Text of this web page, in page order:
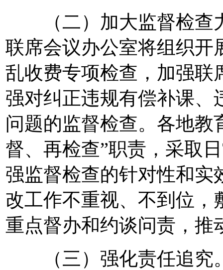
（二）加大监督检查
联席会议办公室将组织开
乱收费专项检查，加强联
强对纠正违规有偿补课、
问题的监督检查。各地教
督、再检查”职责，采取
强监督检查的针对性和实
改工作不重视、不到位，
重点督办和约谈问责，推
（三）强化责任追究